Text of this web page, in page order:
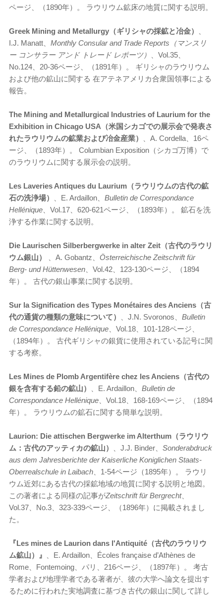
ページ、（1890年）。 ラウリウム鉱床の地質に関する説明。
Greek Mining and Metallurgy（ギリシャの採鉱と冶金）
I.J. Manatt、 Monthly Consular and Trade Reports（マンスリ
ー コンサラー アンド トレード レポーツ）
、Vol.35、
No.124、20-36ページ、（1891年）。 ギリシャのラウリウム
および他の鉱山に関する 在アテネアメリカ合衆国領事による
報告。
The Mining and Metallurgical Industries of Laurium for the
Exhibition in Chicago USA（米国シカゴでの展示会で発表さ
れたラウリウムの鉱業および冶金産業）
、A. Cordella、16ペ
ージ、（1893年）。 Columbian Exposition（シカゴ万博）で
のラウリウムに関する展示会の説明。
Les Laveries Antiques du Laurium（ラウリウムの古代の鉱
石の洗浄場）
、E. Ardaillon、 Bulletin de Correspondance
Hellénique 、Vol.17、620-621ページ、（1893年）。 鉱石を洗
浄する作業に関する説明。
Die Laurischen Silberbergwerke in alter Zeit（古代のラウリ
ウム銀山）
、A. Gobantz、 Österreichische Zeitschrift für
Berg- und Hüttenwesen 、Vol.42、123-130ページ、（1894
年）。 古代の銀山事業に関する説明。
Sur la Signification des Types Monétaires des Anciens（古
代の通貨の種類の意味について）
、J.N. Svoronos、 Bulletin
de Correspondance Hellénique 、Vol.18、101-128ページ、
（1894年）。 古代ギリシャの銀貨に使用されている記号に関
する考察。
Les Mines de Plomb Argentifère chez les Anciens（古代の
銀を含有する鉛の鉱山）
、E. Ardaillon、 Bulletin de
Correspondance Hellénique 、Vol.18、168-169ページ、（1894
年）。 ラウリウムの鉱石に関する簡単な説明。
Laurion: Die attischen Bergwerke im Alterthum（ラウリウ
ム：古代のアッティカの鉱山）
、J.J. Binder、 Sonderabdruck
aus dem Jahresberichte der Kaiserliche Koniglichen Staats-
Oberrealschule in Laibach 、1-54ページ（1895年）。 ラウリ
ウム近郊にある古代の採鉱地域の地質に関する説明と地図。
この著者による同様の記事がZeitschrift für Bergrecht、
Vol.37、No.3、323-339ページ、（1896年）に掲載されまし
た。
『Les mines de Laurion dans l'Antiquité（古代のラウリウ
ム鉱山）』
、E. Ardaillon、Écoles française d’Athènes de
Rome、Fontemoing、パリ、216ページ、（1897年）。 考古
学者および地理学者である著者が、彼の大学へ論文を提出す
るために行われた実地調査に基づき古代の銀山に関して詳し